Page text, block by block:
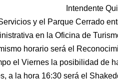
Intendente
y el Parque Cerrado
en la Oficina de
horario será el
el Viernes la posibilidad de
a la hora 16:30 será el